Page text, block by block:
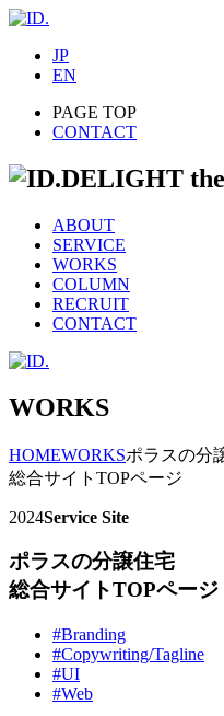
JP
EN
PAGE TOP
CONTACT
DELIGHT
ABOUT
SERVICE
WORKS
COLUMN
RECRUIT
CONTACT
WORKS
HOMEWORKSポラスの分
総合サイトTOPページ
2024Service Site
ポラスの分譲住宅
総合サイトTOPページ
#Branding
#Copywriting/Tagline
#UI
#Web